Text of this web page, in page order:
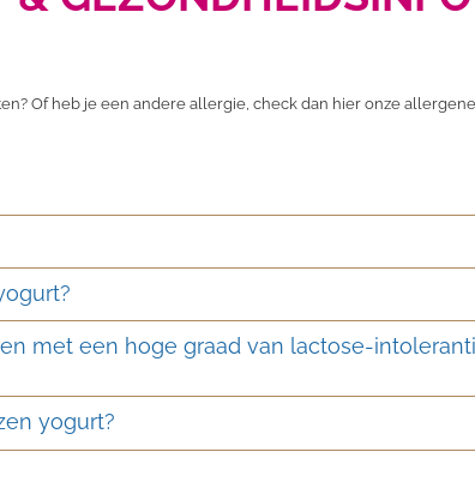
Of heb je een andere allergie, check dan hier onze
met een hoge graad van lactose-
yogurt?